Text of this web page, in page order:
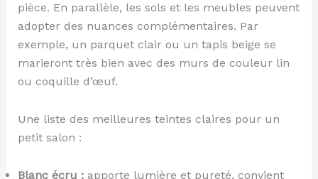
pièce. En parallèle, les sols et les meubles peuvent
adopter des nuances complémentaires. Par
exemple, un parquet clair ou un tapis beige se
marieront très bien avec des murs de couleur lin
ou coquille d’œuf.
Une liste des meilleures teintes claires pour un
petit salon :
Blanc écru :apporte lumière et pureté, convient